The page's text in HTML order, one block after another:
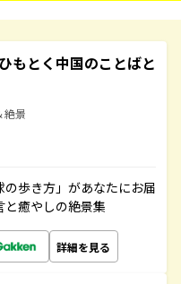
もとく中国のことばと
絶景
歩き方」があなたにお届
と癒やしの絶景集
詳細を見る